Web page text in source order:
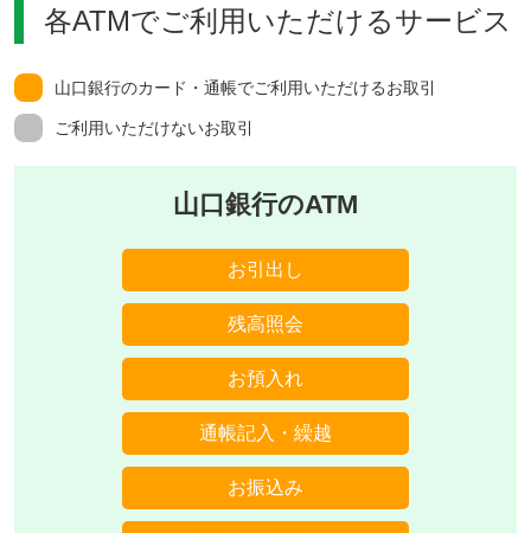
各ATMでご利用いただけるサービス
山口銀行のカード・通帳でご利用いただけるお取引
ご利用いただけないお取引
山口銀行のATM
お引出し
残高照会
お預入れ
通帳記入・繰越
お振込み